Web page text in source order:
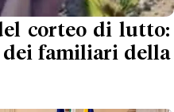
corteo di lutto:
dei familiari della